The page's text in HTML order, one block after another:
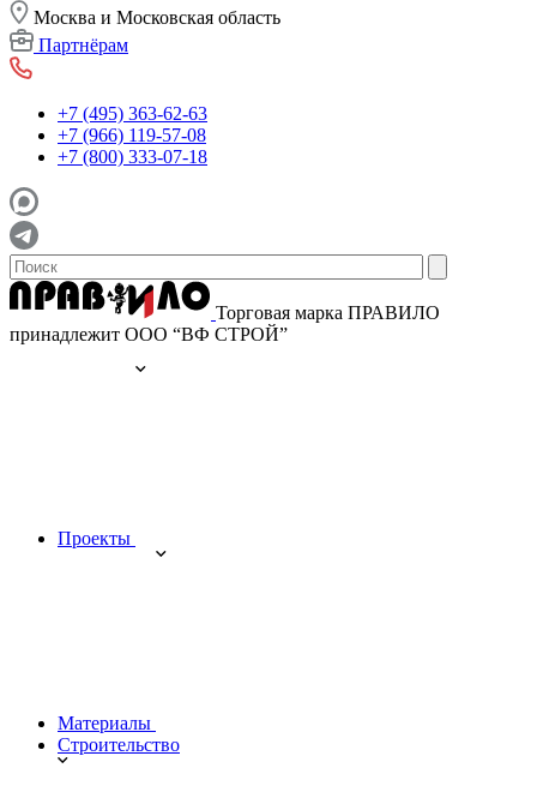
Москва и Московская область
Партнёрам
+7 (495) 363-62-63
+7 (966) 119-57-08
+7 (800) 333-07-18
Торговая марка ПРАВИЛО
принадлежит ООО “ВФ СТРОЙ”
Проекты
Материалы
Строительство